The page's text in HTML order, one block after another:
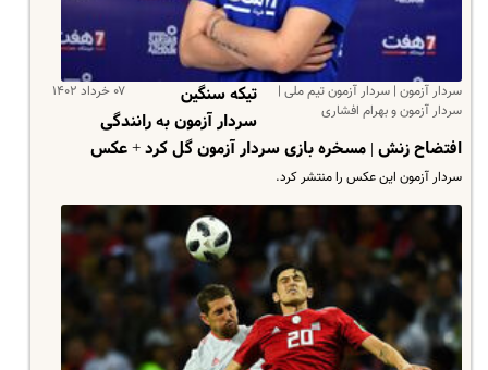
سردار آزمون | سردار آزمون تیم ملی |
سردار آزمون و بهرام افشاری
۰۷ خرداد ۱۴۰۲
تیکه سنگین
سردار آزمون به رانندگی
افتضاح زنش | مسخره بازی سردار آزمون گل کرد + عکس
سردار آزمون این عکس را منتشر کرد.